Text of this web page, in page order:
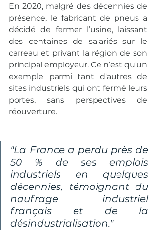
En 2020, malgré des décennies de
présence, le fabricant de pneus a
décidé de fermer l’usine, laissant
des centaines de salariés sur le
carreau et privant la région de son
principal employeur. Ce n’est qu’un
exemple parmi tant d'autres de
sites industriels qui ont fermé leurs
portes, sans perspectives de
réouverture.
"La France a perdu près de
50 % de ses emplois
industriels en quelques
décennies, témoignant du
naufrage industriel
français et de la
désindustrialisation."